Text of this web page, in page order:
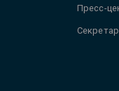
Пресс-